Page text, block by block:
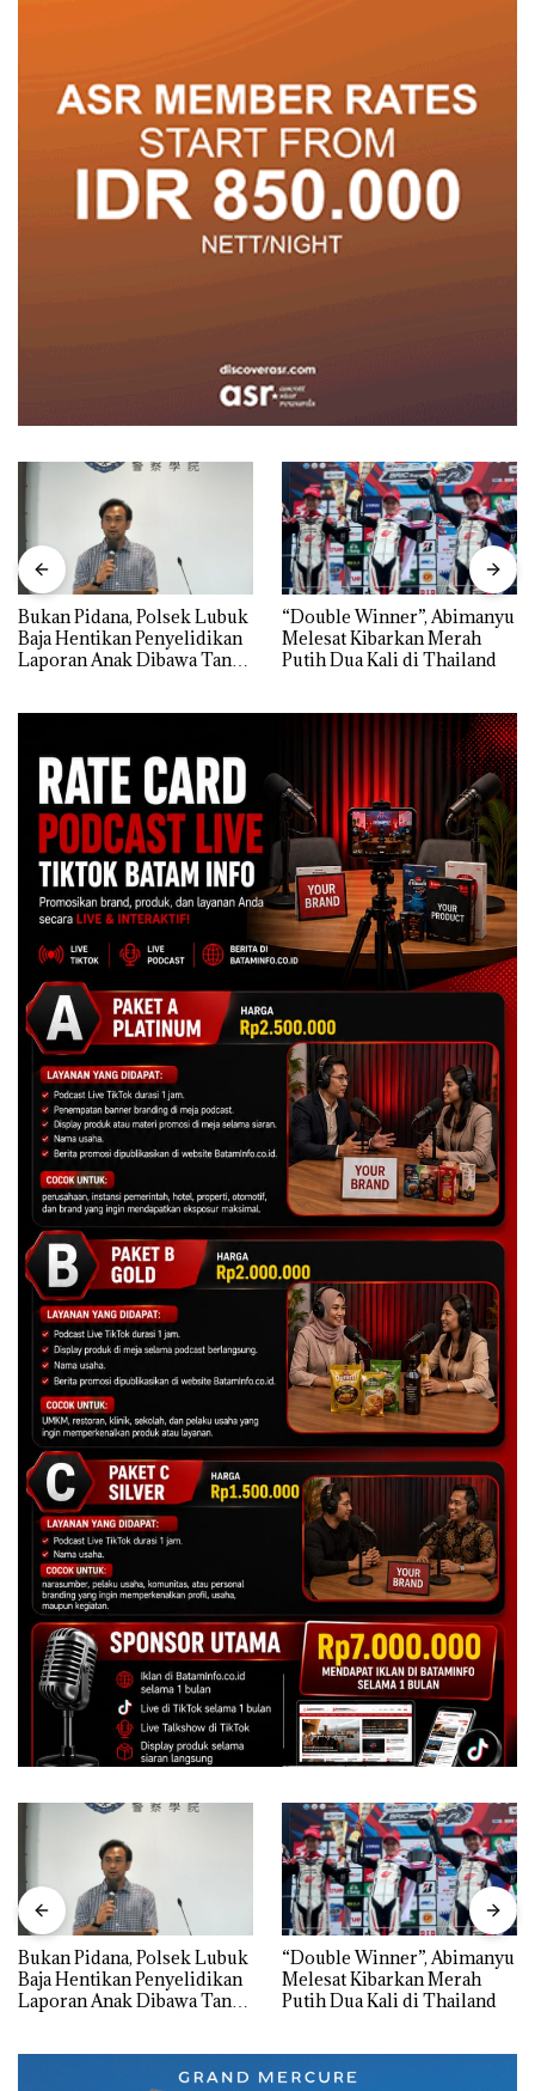
Bukan Pidana, Polsek Lubuk
Baja Hentikan Penyelidikan
Laporan Anak Dibawa Tanpa
“Double Winner”, Abimanyu
Melesat Kibarkan Merah
Putih Dua Kali di Thailand
Bukan Pidana, Polsek Lubuk
Baja Hentikan Penyelidikan
Laporan Anak Dibawa Tanpa
“Double Winner”, Abimanyu
Melesat Kibarkan Merah
Putih Dua Kali di Thailand